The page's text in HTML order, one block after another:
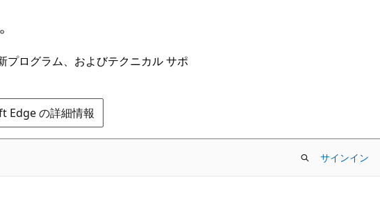
ログラム、およびテクニカル サポ
の詳細情報
サインイン